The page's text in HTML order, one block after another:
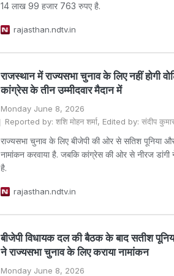
14 लाख 99 हजार 763 रुपए है.
rajasthan.ndtv.in
राजस्थान में राज्यसभा चुनाव के लिए नहीं होगी
कांग्रेस के तीन उम्मीदवार मैदान में
Monday June 8, 2026
Reported by: शशि मोहन शर्मा, Edited by: संदीप
राज्यसभा चुनाव के लिए बीजेपी की ओर से सतिश पूनिया
नामांकन करवाया है. जबकि कांग्रेस की ओर से नीरज डांगी
है.
rajasthan.ndtv.in
बीजेपी विधायक दल की बैठक के बाद सतीश
ने राज्यसभा चुनाव के लिए कराया नामांकन
Monday June 8, 2026